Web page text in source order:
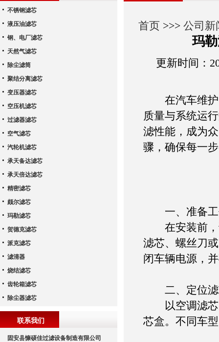
首页 >>> 公司新
玛
更新时间：
在汽车维护
质量与系统运
滤性能，成为
骤，确保每一
一、准备工
在安装前，
滤芯、螺丝刀
闭车辆电源，
二、定位滤
以空调滤芯
芯盒。不同车
不锈钢滤芯
液压油滤芯
钢、电厂滤芯
天然气滤芯
除尘滤筒
聚结分离滤芯
变压器滤芯
空压机滤芯
过滤器滤芯
空气滤芯
汽轮机滤芯
承天备达滤芯
承天倍达滤芯
精密滤芯
颇尔滤芯
玛勒滤芯
贺德克滤芯
派克滤芯
滤清器
烧结滤芯
齿轮箱滤芯
除尘器滤芯
联系我们
固安县慷硕佳过滤设备制造有限公司